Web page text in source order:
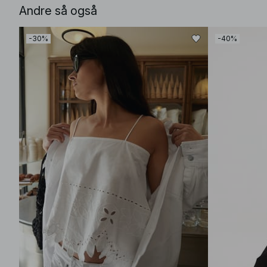
Andre så også
-30% -40%